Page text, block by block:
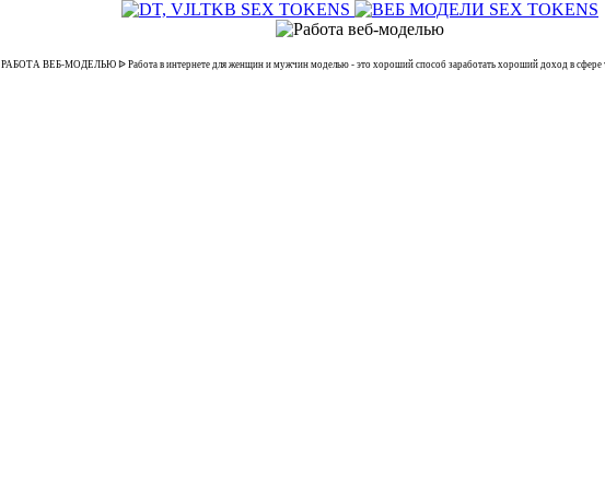
РАБОТА ВЕБ-МОДЕЛЬЮ ᐉ Работа в интернете для женщин и мужчин моделью - это хороший способ заработать хороший доход в сфере